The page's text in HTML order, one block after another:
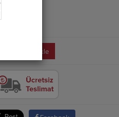
Sepete Ekle